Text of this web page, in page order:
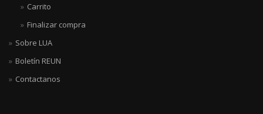
Carrito
Finalizar compra
Sobre LUA
Boletín REUN
Contactanos